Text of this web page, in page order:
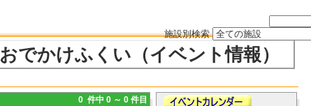
施設別検索
おでかけふくい（イベント情報）
0 件中 0 ～ 0 件目